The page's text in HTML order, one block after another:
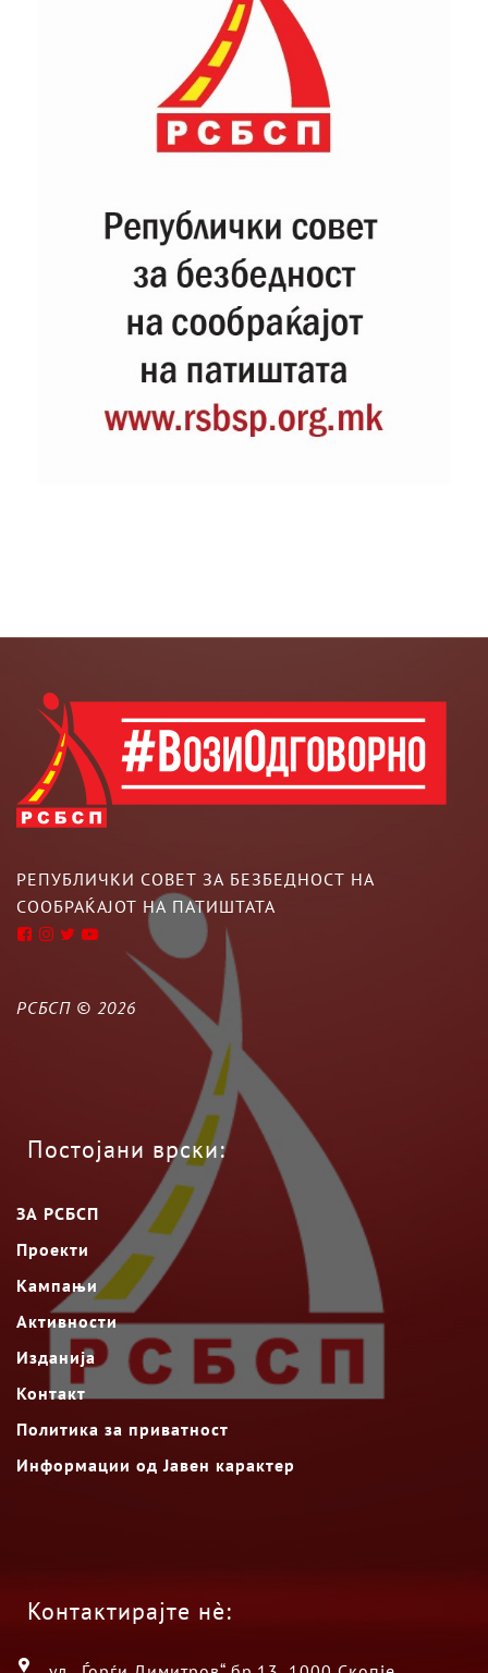
РЕПУБЛИЧКИ СОВЕТ ЗА БЕЗБЕДНОСТ НА
СООБРАЌАЈОТ НА ПАТИШТАТА
РСБСП © 2026
Постојани врски:
ЗА РСБСП
Проекти
Кампањи
Активности
Изданија
Контакт
Политика за приватност
Информации од Јавен карактер
Контактирајте нè: